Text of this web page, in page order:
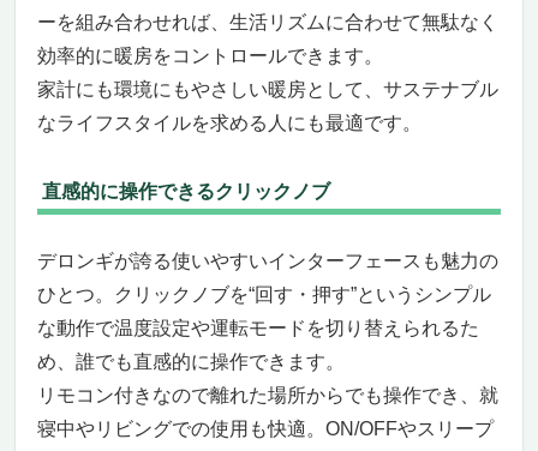
ーを組み合わせれば、生活リズムに合わせて無駄なく
効率的に暖房をコントロールできます。
家計にも環境にもやさしい暖房として、サステナブル
なライフスタイルを求める人にも最適です。
直感的に操作できるクリックノブ
デロンギが誇る使いやすいインターフェースも魅力の
ひとつ。クリックノブを“回す・押す”というシンプル
な動作で温度設定や運転モードを切り替えられるた
め、誰でも直感的に操作できます。
リモコン付きなので離れた場所からでも操作でき、就
寝中やリビングでの使用も快適。ON/OFFやスリープ